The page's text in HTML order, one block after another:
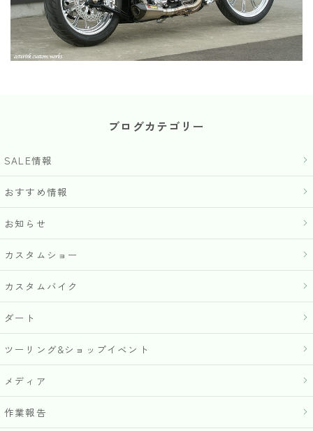
ブログカテゴリー
SALE情報
おすすめ情報
お知らせ
カスタムショー
カスタムバイク
ダート
ツーリング&ショップイベント
メディア
作業報告